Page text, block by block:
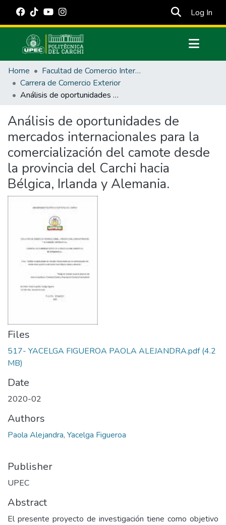
Log In
Communities & Collections
All of DSpace
Statistics
Estadísticas Externas
Manuales
Home
Facultad de Comercio Internacional, Integración, Administración y Economía Empresarial
Carrera de Comercio Exterior
Análisis de oportunidades de mercados internacionales para la comercialización del camote desde la provincia del Carchi hacia Bélgica, Irlanda y Alemania.
Análisis de oportunidades de
mercados internacionales para la
comercialización del camote desde
la provincia del Carchi hacia
Bélgica, Irlanda y Alemania.
Files
517- YACELGA FIGUEROA PAOLA ALEJANDRA.pdf(4.2
MB)
Date
2020-02
Authors
Paola Alejandra, Yacelga Figueroa
Publisher
UPEC
Abstract
El presente proyecto de investigación tiene como objetivo